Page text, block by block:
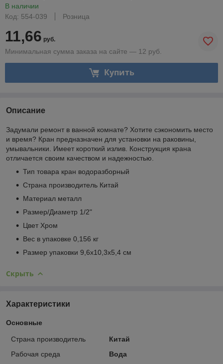
В наличии
Код: 554-039
Розница
11,66 руб.
Минимальная сумма заказа на сайте — 12 руб.
Купить
Описание
Задумали ремонт в ванной комнате? Хотите сэкономить место
и время? Кран предназначен для установки на раковины,
умывальники. Имеет короткий излив. Конструкция крана
отличается своим качеством и надежностью.
Тип товара кран водоразборный
Страна производитель Китай
Материал металл
Размер/Диаметр 1/2"
Цвет Хром
Вес в упаковке 0,156 кг
Размер упаковки 9,6x10,3x5,4 см
Скрыть
Характеристики
Основные
Страна производитель
Китай
Рабочая среда
Вода